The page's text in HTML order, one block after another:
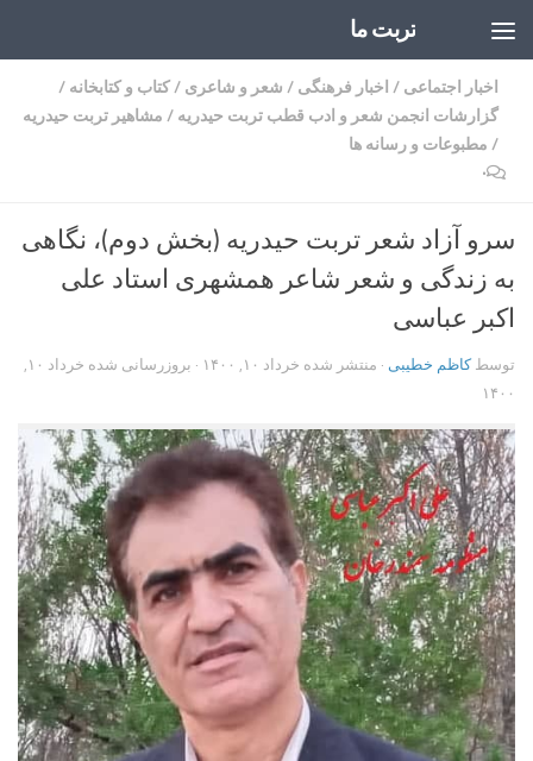
تربت ما
اخبار اجتماعی / اخبار فرهنگی / شعر و شاعری /کتاب و کتابخانه /
گزارشات انجمن شعر و ادب قطب تربت حیدریه / مشاهیر تربت حیدریه
/ مطبوعات و رسانه ها
۰
سرو آزاد شعر تربت حیدریه (بخش دوم)، نگاهی
به زندگی و شعر شاعر همشهری استاد علی
اکبر عباسی
توسطکاظم خطیبی · منتشر شده خرداد ۱۰, ۱۴۰۰ · بروزرسانی شده
خرداد ۱۰,
۱۴۰۰